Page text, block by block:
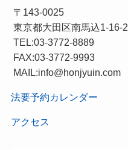
〒143-0025
東京都大田区南馬込1-16-2
TEL:03-3772-8889
FAX:03-3772-9993
MAIL:info@honjyuin.com
法要予約カレンダー
アクセス